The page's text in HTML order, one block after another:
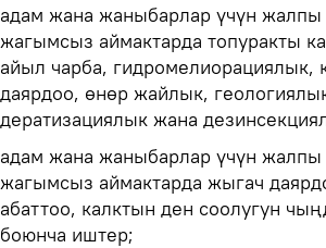
адам жана жаныбарлар үчүн
жагымсыз аймактарда топуракты
айыл чарба, гидромелиорациялык,
даярдоо, өнөр жайлык,
дератизациялык жана
адам жана жаныбарлар үчүн
жагымсыз аймактарда жыгач
абаттоо, калктын ден соолугун
боюнча иштер;